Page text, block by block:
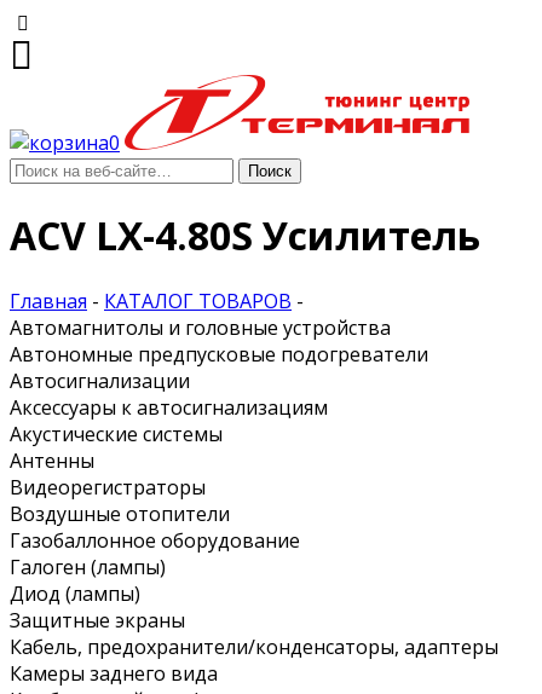
0
ACV LX-4.80S Усилитель
Главная - КАТАЛОГ ТОВАРОВ -
Автомагнитолы и головные устройства
Автономные предпусковые подогреватели
Автосигнализации
Аксессуары к автосигнализациям
Акустические системы
Антенны
Видеорегистраторы
Воздушные отопители
Газобаллонное оборудование
Галоген (лампы)
Диод (лампы)
Защитные экраны
Кабель, предохранители/конденсаторы, адаптеры
Камеры заднего вида